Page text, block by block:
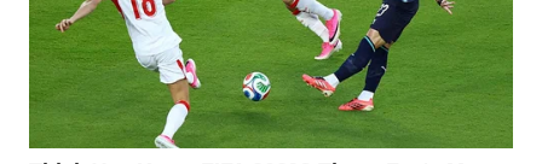
WN
SAMOSIR
WN
PADANG
LAWAS